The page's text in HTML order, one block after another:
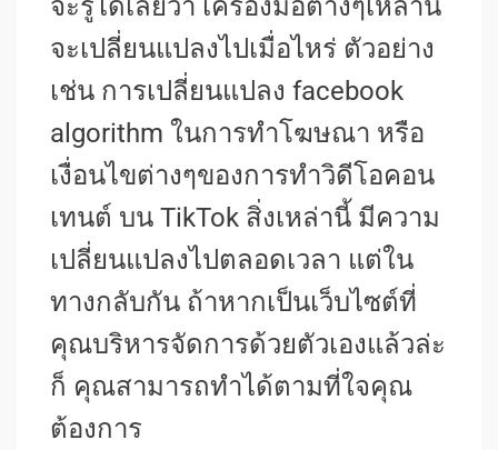
จะรู้ได้เลยว่า เครื่องมือต่างๆเหล่านี้
จะเปลี่ยนแปลงไปเมื่อไหร่ ตัวอย่าง
เช่น การเปลี่ยนแปลง facebook
algorithm ในการทำโฆษณา หรือ
เงื่อนไขต่างๆของการทำวิดีโอคอน
เทนต์ บน TikTok สิ่งเหล่านี้ มีความ
เปลี่ยนแปลงไปตลอดเวลา แต่ใน
ทางกลับกัน ถ้าหากเป็นเว็บไซต์ที่
คุณบริหารจัดการด้วยตัวเองแล้วล่ะ
ก็ คุณสามารถทำได้ตามที่ใจคุณ
ต้องการ